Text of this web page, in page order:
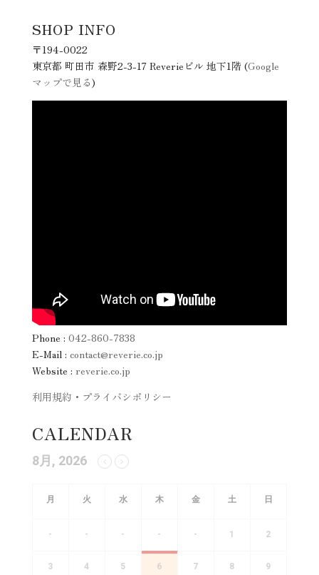
SHOP INFO
〒194-0022
東京都 町田市 森野2-3-17 Reverieビル 地下1階 (Google
マップで見る)
Phone : 042-860-7838
E-Mail : contact@reverie.co.jp
Website : reverie.co.jp
利用規約・プライバシポリシー
CALENDAR
8月, 2026
月 火 水 木 金 土 日
- - - - - 1 2
3 4 5 6 7 8 9